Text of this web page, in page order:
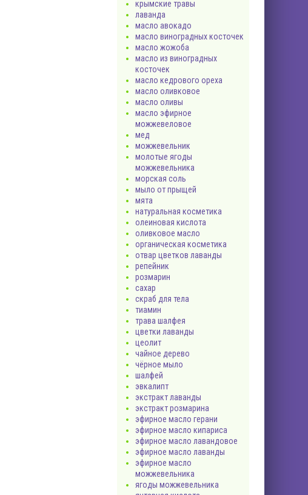
крымские травы
лаванда
масло авокадо
масло виноградных косточек
масло жожоба
масло из виноградных
косточек
масло кедрового ореха
масло оливковое
масло оливы
масло эфирное
можжевеловое
мед
можжевельник
молотые ягоды
можжевельника
морская соль
мыло от прыщей
мята
натуральная косметика
олеиновая кислота
оливковое масло
органическая косметика
отвар цветков лаванды
репейник
розмарин
сахар
скраб для тела
тиамин
трава шалфея
цветки лаванды
цеолит
чайное дерево
чёрное мыло
шалфей
эвкалипт
экстракт лаванды
экстракт розмарина
эфирное масло герани
эфирное масло кипариса
эфирное масло лавандовое
эфирное масло лаванды
эфирное масло
можжевельника
ягоды можжевельника